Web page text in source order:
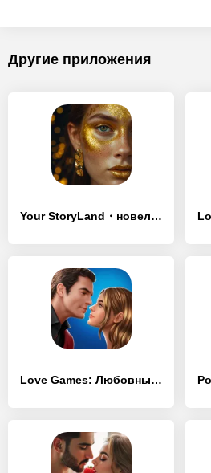
Другие приложения
Your StoryLand・новеллы, романы
Love Games: Любовные Истории, Визуальные Новеллы